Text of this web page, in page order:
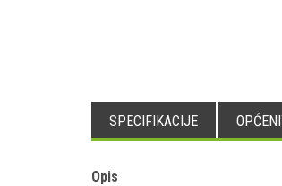
SPECIFIKACIJE
Opis